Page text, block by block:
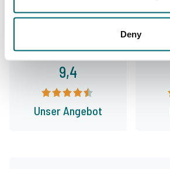
Deny
9,4
Unser Angebot